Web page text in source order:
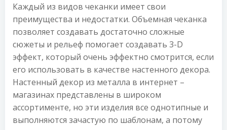
Каждый из видов чеканки имеет свои
преимущества и недостатки. Объемная чеканка
позволяет создавать достаточно сложные
сюжеты и рельеф помогает создавать 3-D
эффект, который очень эффектно смотрится, если
его использовать в качестве настенного декора.
Настенный декор из металла в интернет –
магазинах представлены в широком
ассортименте, но эти изделия все однотипные и
выполняются зачастую по шаблонам, а потому